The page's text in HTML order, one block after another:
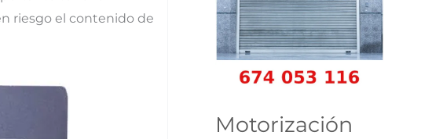
riesgo el contenido de
Motorización